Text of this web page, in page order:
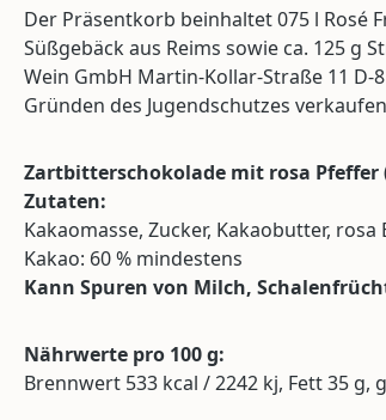
Der Präsentkorb beinhaltet 075 l Rosé
Süßgebäck aus Reims sowie ca. 125 g
Wein GmbH Martin-Kollar-Straße 11
Gründen des Jugendschutzes
Zartbitterschokolade mit rosa Pfeffer
Zutaten:
Kakaomasse, Zucker, Kakaobutter,
Kakao: 60 % mindestens
Kann Spuren von Milch,
Nährwerte pro 100 g:
Brennwert 533 kcal / 2242 kj, Fett 35 g,